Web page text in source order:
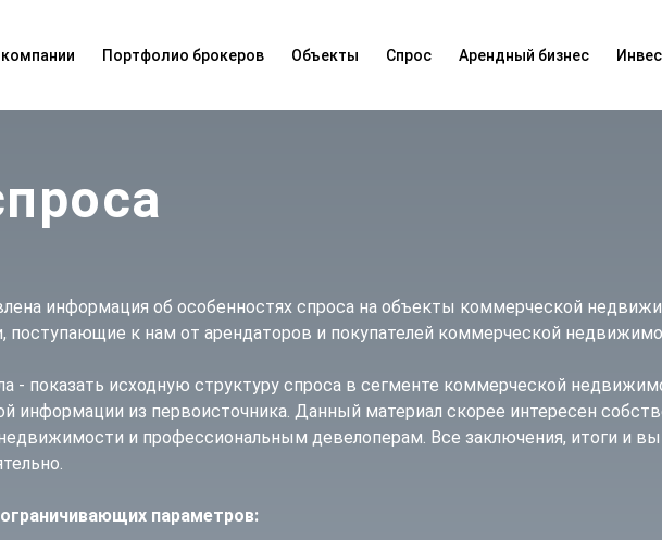
Портфолио брокеров Объекты Спрос Арендный бизнес
информация об особенностях спроса на объекты коммерческой
поступающие к нам от арендаторов и покупателей коммерческой
- показать исходную структуру спроса в сегменте коммерческой
информации из первоисточника. Данный материал скорее интересен
и профессиональным девелоперам. Все заключения, итоги и
параметров: